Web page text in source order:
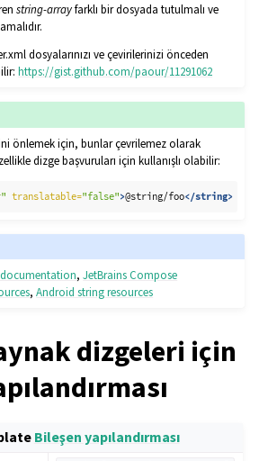
yönergesi
string-arrayfarklı bir dosyada tutulmalı ve
dosyalarınızı ve çevirilerinizi önceden
https://gist.github.com/paour/11291062
önlemek için, bunlar çevrilemez olarak
dizge başvuruları için kullanışlı olabilir:
translatable="false">@string/foo</string>
,JetBrains Compose
,Android string resources
dizgeleri için
Bileşen yapılandırması